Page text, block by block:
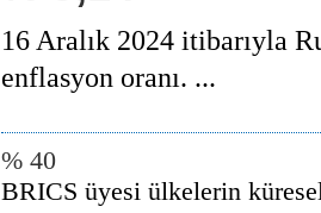
16 Aralık 2024 itibarıyla
enflasyon oranı. ...
% 40
BRICS üyesi ülkelerin